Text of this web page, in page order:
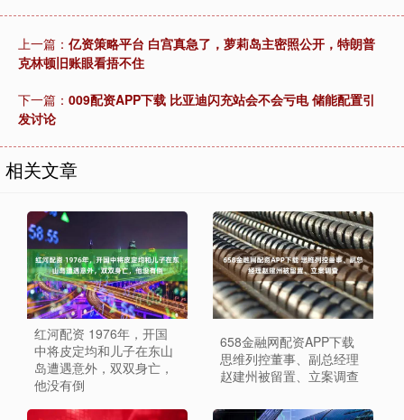
上一篇： 亿资策略平台 白宫真急了，萝莉岛主密照公开，特朗普
克林顿旧账眼看捂不住
下一篇： 009配资APP下载 比亚迪闪充站会不会亏电 储能配置引
发讨论
相关文章
红河配资 1976年，开国
中将皮定均和儿子在东山
岛遭遇意外，双双身亡，
他没有倒
658金融网配资APP下载
思维列控董事、副总经理
赵建州被留置、立案调查